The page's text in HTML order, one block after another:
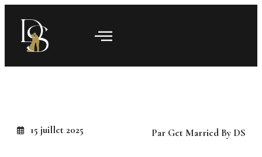
15 juillet 2025 Par Get Married By DS